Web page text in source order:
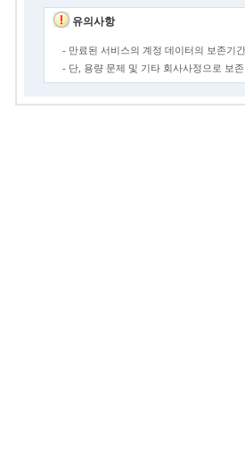
유의사항
- 만료된 서비스의 계정 데이터의 보존기
- 단, 용량 문제 및 기타 회사사정으로 보